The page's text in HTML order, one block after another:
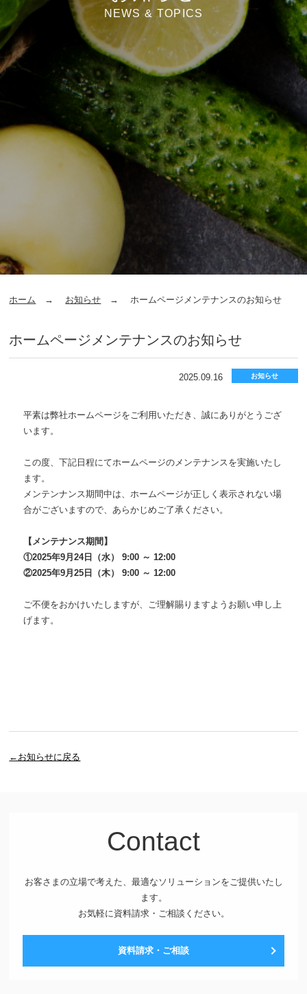
NEWS & TOPICS
ホーム お知らせ ホームページメンテナンスのお知らせ
ホームページメンテナンスのお知らせ
2025.09.16 お知らせ
平素は弊社ホームページをご利用いただき、誠にありがとうござ
います。
この度、下記日程にてホームページのメンテナンスを実施いたし
ます。
メンテンナンス期間中は、ホームページが正しく表示されない場
合がございますので、あらかじめご了承ください。
【メンテナンス期間】
①2025年9月24日（水） 9:00 ～ 12:00
②2025年9月25日（木） 9:00 ～ 12:00
ご不便をおかけいたしますが、ご理解賜りますようお願い申し上
げます。
←お知らせに戻る
Contact
お客さまの立場で考えた、最適なソリューションをご提供いたし
ます。
お気軽に資料請求・ご相談ください。
資料請求・ご相談